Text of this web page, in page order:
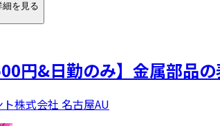
細を見る
円&日勤のみ】金属部品
株式会社 名古屋AU